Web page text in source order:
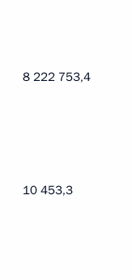
8 222 753,4
10 453,3